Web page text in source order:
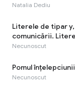
Natalia Dediu
Literele de tipar y,
comunicării.
Necunoscut
Pomul
Necunoscut